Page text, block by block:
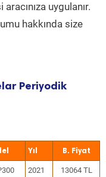
uygulanır.
hakkında size
Periyodik
Yıl
2021 13064 TL